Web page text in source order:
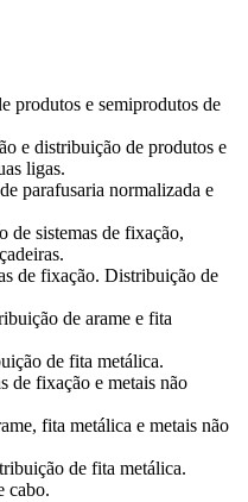
produtos e semiprodutos de
e distribuição de produtos e
ligas.
parafusaria normalizada e
de sistemas de fixação,
de fixação. Distribuição de
de arame e fita
de fita metálica.
de fixação e metais não
fita metálica e metais não
de fita metálica.
cabo.